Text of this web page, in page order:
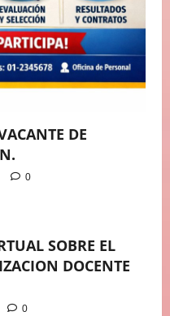
DE
0
SOBRE EL
DOCENTE
0